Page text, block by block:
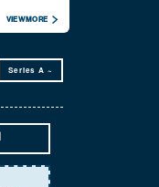
VIEW MORE
Series A ~